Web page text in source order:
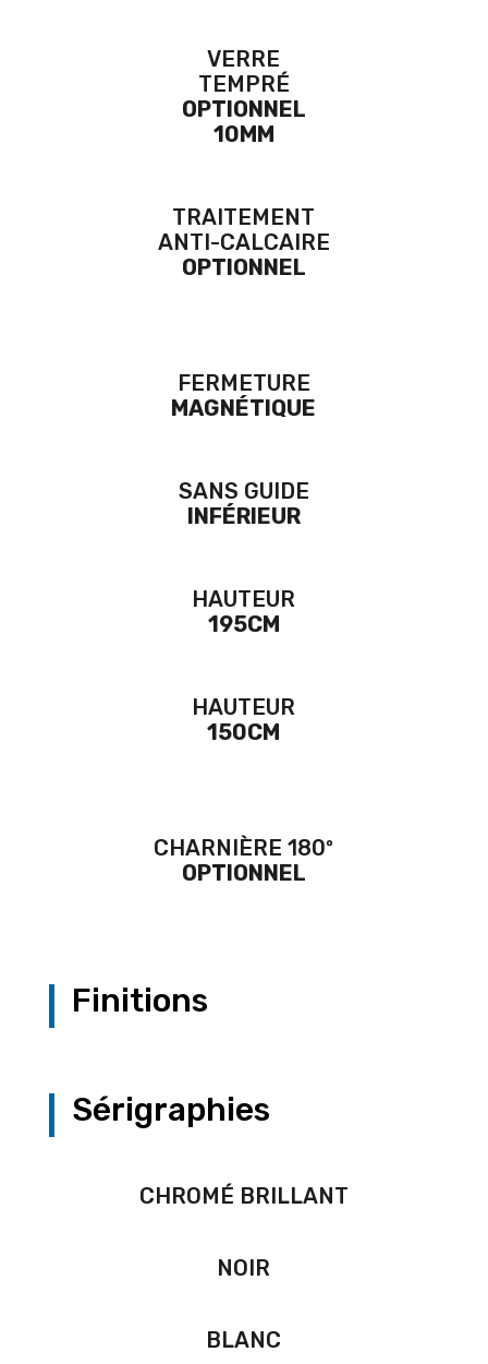
VERRE
TEMPRÉ
OPTIONNEL
10MM
TRAITEMENT
ANTI-CALCAIRE
OPTIONNEL
FERMETURE
MAGNÉTIQUE
SANS GUIDE
INFÉRIEUR
HAUTEUR
195CM
HAUTEUR
150CM
CHARNIÈRE 180º
OPTIONNEL
Finitions
Sérigraphies
CHROMÉ BRILLANT
NOIR
BLANC